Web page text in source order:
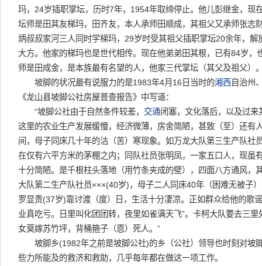
玛，24岁插职掌坛，历时7年，1954年取缔停止。他儿彭继金，现
坛师是田其友梯玛，田齐友，本人承师田顺成，其祖父又承师张志
炳叔叔家河三人同时学梯玛，29岁时受其祖父插职掌坛20余年，解
大方。他家的梯玛也是世代相传。现在他弟弟田其根，已有84岁，
师是田成金，是本族最有名望的人，他家三代掌坛（其父及祖父）
坡脚的状况最有说服力的是1983年4月16日当时的湘西 自治州
《龙山县坡脚公社房屋普查报告》中写道：
“坡脚公社由于自然条件较差， 交通闭塞，文化落后，以及过来
这里的农业生产发展缓慢，经济微薄，房舍简陋，甚致（至）还有
间，母子同床几十年的沽（苦）寒现象。如万龙大队第三生产队社
在仅有六平方米的茅棚之内；同队社员张明凤，一家五口人，现虽
十分简陋。是千根柱头落地（用竹条夹成的壁），四面八方通风，
大队第二生产队社员×××(40岁)，母子二人同床40年（困难无被子
罗显贵(37岁)靠讨渡（度）日，生活十分凄凉。正如群众给他的歌
业真吃亏。日里叫化团团转，夜里如雀满天飞”。卡柯大队要去三
女莫嫁苏竹坪，背桶箍子（恩）死人。”
坡脚乡(1982年之前是坡脚公社)的乡（公社）领导也时刻对坡脚
些力所能及的救济和救助，几乎每年都在做这一项工作。